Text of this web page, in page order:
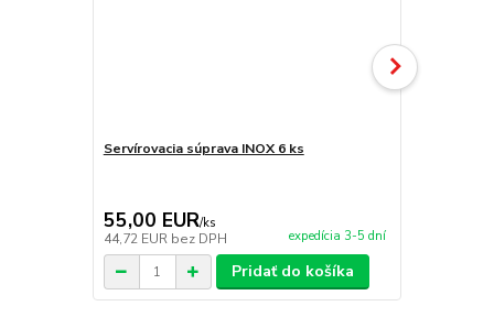
Servírovacia súprava INOX 6 ks
55,00 EUR/ks
44,72 EUR bez DPH expedícia 3-5 dní
Pridať do košíka